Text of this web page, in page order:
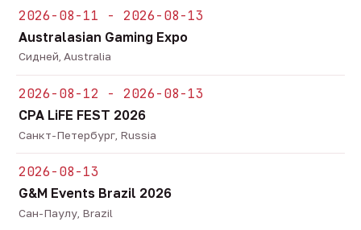
2026-08-11 - 2026-08-13
Australasian Gaming Expo
Сидней, Australia
2026-08-12 - 2026-08-13
CPA LiFE FEST 2026
Санкт-Петербург, Russia
2026-08-13
G&M Events Brazil 2026
Сан-Паулу, Brazil